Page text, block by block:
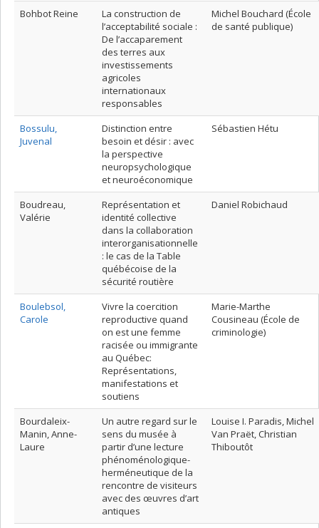
Bohbot Reine
La construction de
l’acceptabilité sociale :
De l’accaparement
des terres aux
investissements
agricoles
internationaux
responsables
Michel Bouchard (École
de santé publique)
Bossulu,
Juvenal
Distinction entre
besoin et désir : avec
la perspective
neuropsychologique
et neuroéconomique
Sébastien Hétu
Boudreau,
Valérie
Représentation et
identité collective
dans la collaboration
interorganisationnelle
: le cas de la Table
québécoise de la
sécurité routière
Daniel Robichaud
Boulebsol,
Carole
Vivre la coercition
reproductive quand
on est une femme
racisée ou immigrante
au Québec:
Représentations,
manifestations et
soutiens
Marie-Marthe
Cousineau (École de
criminologie)
Bourdaleix-
Manin, Anne-
Laure
Un autre regard sur le
sens du musée à
partir d’une lecture
phénoménologique-
herméneutique de la
rencontre de visiteurs
avec des œuvres d’art
antiques
Louise I. Paradis, Michel
Van Praët, Christian
Thiboutôt